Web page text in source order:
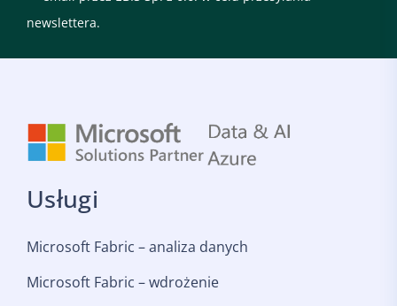
newslettera.
Usługi
Microsoft Fabric – analiza danych
Microsoft Fabric – wdrożenie